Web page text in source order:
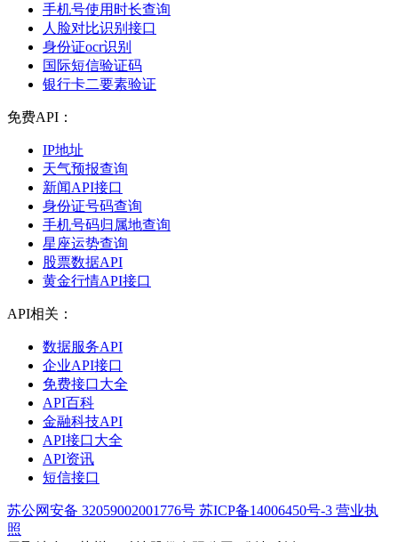
手机号使用时长查询
人脸对比识别接口
身份证ocr识别
国际短信验证码
银行卡二要素验证
免费API：
IP地址
天气预报查询
新闻API接口
身份证号码查询
手机号码归属地查询
星座运势查询
股票数据API
黄金行情API接口
API相关：
数据服务API
企业API接口
免费接口大全
API百科
金融科技API
API接口大全
API资讯
短信接口
苏公网安备 32059002001776号 苏ICP备14006450号-3 营业执
照